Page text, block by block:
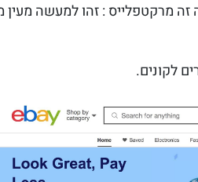
מרקטפלייס : זהו למעשה מעין